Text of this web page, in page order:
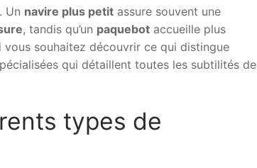
. Un navire plus petit assure souvent une
, tandis qu’un paquebot accueille plus
souhaitez découvrir ce qui distingue
qui détaillent toutes les subtilités de
types de